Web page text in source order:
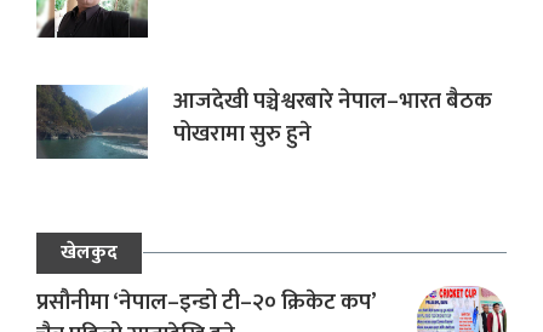
आजदेखी पञ्चेश्वरबारे नेपाल–भारत बैठक
पोखरामा सुरु हुने
खेलकुद
प्रसौनीमा ‘नेपाल–इन्डो टी–२० क्रिकेट कप’